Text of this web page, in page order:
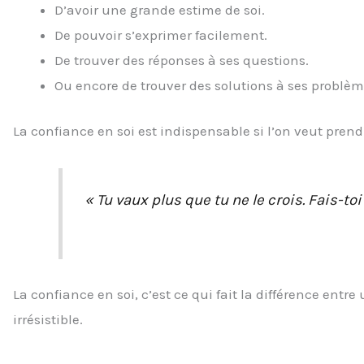
D’avoir une grande estime de soi.
De pouvoir s’exprimer facilement.
De trouver des réponses à ses questions.
Ou encore de trouver des solutions à ses
La confiance en soi est indispensable si l’on veut
« Tu vaux plus que tu ne le crois. Fais-
La confiance en soi, c’est ce qui fait la différence
irrésistible.